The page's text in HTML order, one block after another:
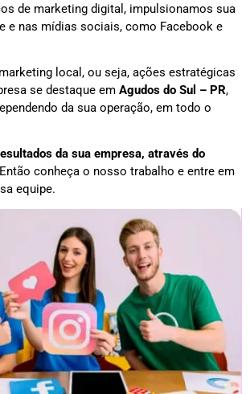
de marketing digital, impulsionamos sua
e nas mídias sociais, como Facebook e
local, ou seja, ações estratégicas
se destaque em Agudos do Sul – PR,
da sua operação, em todo o
da sua empresa, através do
Então conheça o nosso trabalho e entre em
equipe.